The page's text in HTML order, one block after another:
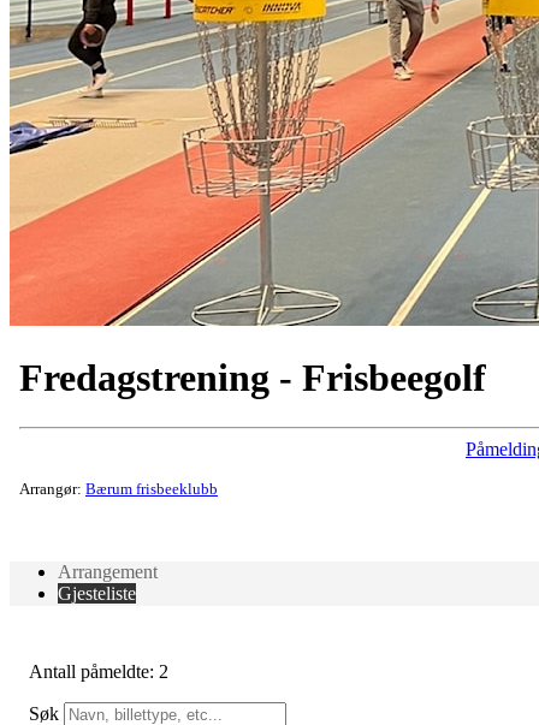
Fredagstrening - Frisbeegolf
Arrangør: Bærum frisbeeklubb
Arrangement
Gjesteliste
Antall påmeldte: 2
Søk